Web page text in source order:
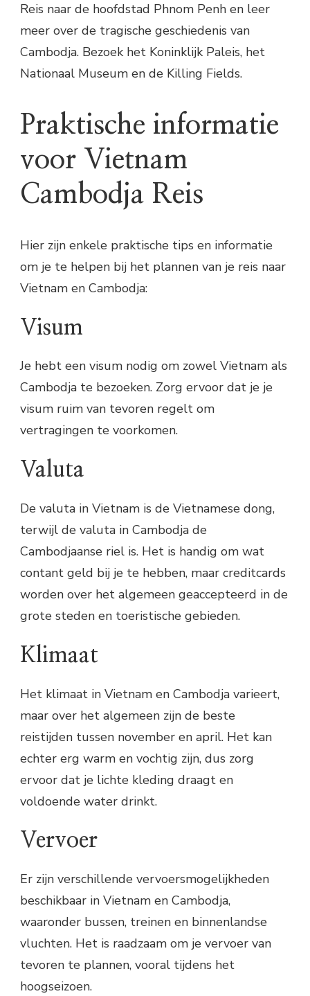
Reis naar de hoofdstad Phnom Penh en leer
meer over de tragische geschiedenis van
Cambodja. Bezoek het Koninklijk Paleis, het
Nationaal Museum en de Killing Fields.
Praktische informatie
voor Vietnam
Cambodja Reis
Hier zijn enkele praktische tips en informatie
om je te helpen bij het plannen van je reis naar
Vietnam en Cambodja:
Visum
Je hebt een visum nodig om zowel Vietnam als
Cambodja te bezoeken. Zorg ervoor dat je je
visum ruim van tevoren regelt om
vertragingen te voorkomen.
Valuta
De valuta in Vietnam is de Vietnamese dong,
terwijl de valuta in Cambodja de
Cambodjaanse riel is. Het is handig om wat
contant geld bij je te hebben, maar creditcards
worden over het algemeen geaccepteerd in de
grote steden en toeristische gebieden.
Klimaat
Het klimaat in Vietnam en Cambodja varieert,
maar over het algemeen zijn de beste
reistijden tussen november en april. Het kan
echter erg warm en vochtig zijn, dus zorg
ervoor dat je lichte kleding draagt en
voldoende water drinkt.
Vervoer
Er zijn verschillende vervoersmogelijkheden
beschikbaar in Vietnam en Cambodja,
waaronder bussen, treinen en binnenlandse
vluchten. Het is raadzaam om je vervoer van
tevoren te plannen, vooral tijdens het
hoogseizoen.